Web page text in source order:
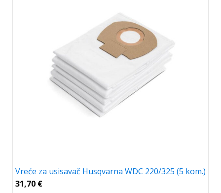
Vreće za usisavač Husqvarna WDC 220/325 (5 kom.)
31,70 €